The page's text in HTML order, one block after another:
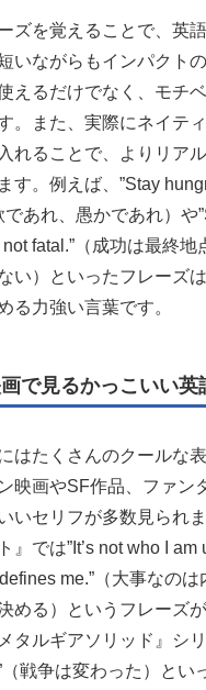
ズを覚えることで、英
いながらもインパクト
えるだけでなく、モチ
。また、実際にネイテ
れることで、よりリア
す。例えば、”Stay
であれ、愚かであれ）や
fatal.”（成功は最終地
い）といったフレーズ
る力強い言葉です。
で見るかっこいい英
はたくさんのクールな
映画やSF作品、ファン
いセリフが多数見られ
』では”It’s not who I
me.”（大事なの
める）というフレーズ
タルギアソリッド』シ
（戦争は変わった）とい